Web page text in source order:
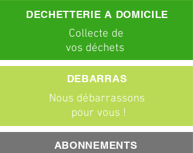
DECHETTERIE A DOMICILE
Collecte de
vos déchets
Nous débarrassons
pour vous !
DEBARRAS
ABONNEMENTS